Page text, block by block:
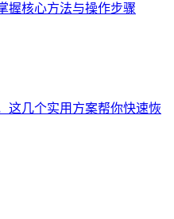
握核心方法与操作步骤
这几个实用方案帮你快速恢